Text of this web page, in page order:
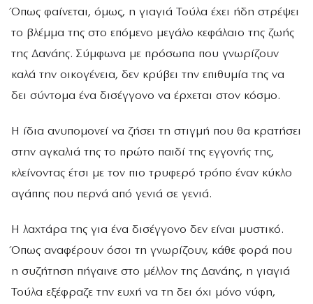
Όπως φαίνεται, όμως, η γιαγιά Τούλα έχει ήδη στρέψει
το βλέμμα της στο επόμενο μεγάλο κεφάλαιο της ζωής
της Δανάης. Σύμφωνα με πρόσωπα που γνωρίζουν
καλά την οικογένεια, δεν κρύβει την επιθυμία της να
δει σύντομα ένα δισέγγονο να έρχεται στον κόσμο.
Η ίδια ανυπομονεί να ζήσει τη στιγμή που θα κρατήσει
στην αγκαλιά της το πρώτο παιδί της εγγονής της,
κλείνοντας έτσι με τον πιο τρυφερό τρόπο έναν κύκλο
αγάπης που περνά από γενιά σε γενιά.
Η λαχτάρα της για ένα δισέγγονο δεν είναι μυστικό.
Όπως αναφέρουν όσοι τη γνωρίζουν, κάθε φορά που
η συζήτηση πήγαινε στο μέλλον της Δανάης, η γιαγιά
Τούλα εξέφραζε την ευχή να τη δει όχι μόνο νύφη,